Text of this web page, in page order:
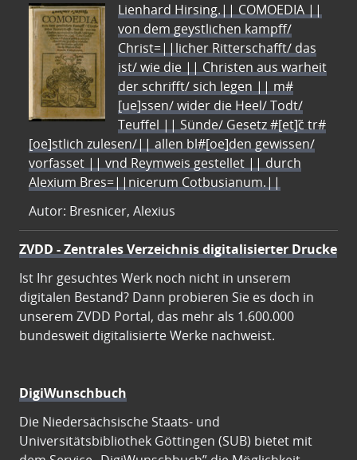
Lienhard Hirsing.|| COMOEDIA ||
von dem geystlichen kampff/
Christ=||licher Ritterschafft/ das
ist/ wie die || Christen aus warheit
der schrifft/ sich legen || m#
[ue]ssen/ wider die Heel/ Todt/
Teuffel || Sünde/ Gesetz #[et]c̃ tr#
[oe]stlich zulesen/|| allen bl#[oe]den gewissen/
vorfasset || vnd Reymweis gestellet || durch
Alexium Bres=||nicerum Cotbusianum.||
Autor: Bresnicer, Alexius
ZVDD - Zentrales Verzeichnis digitalisierter Drucke
Ist Ihr gesuchtes Werk noch nicht in unserem
digitalen Bestand? Dann probieren Sie es doch in
unserem ZVDD Portal, das mehr als 1.600.000
bundesweit digitalisierte Werke nachweist.
DigiWunschbuch
Die Niedersächsische Staats- und
Universitätsbibliothek Göttingen (SUB) bietet mit